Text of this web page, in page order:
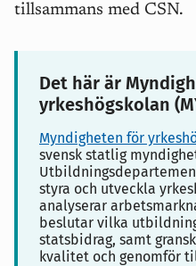
tillsammans med CSN.
Det här är
yrkeshögskolan
Myndigheten för
svensk statlig
styra och utveckla
analyserar
beslutar vilka
statsbidrag, samt
kvalitet och genomför